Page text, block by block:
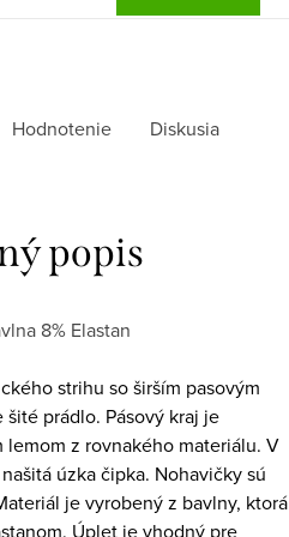
Hodnotenie Diskusia
popis
8% Elastan
strihu so širším pasovým
prádlo. Pásový kraj je
lemom z rovnakého materiálu. V
úzka čipka. Nohavičky sú
je vyrobený z bavlny, ktorá
Úplet je vhodný pre